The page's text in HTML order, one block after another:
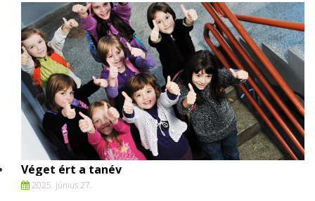
Véget ért a tanév
2025. június 27.